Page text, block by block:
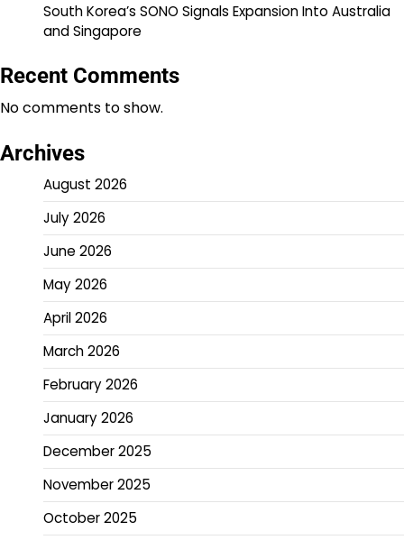
South Korea’s SONO Signals Expansion Into Australia
and Singapore
Recent Comments
No comments to show.
Archives
August 2026
July 2026
June 2026
May 2026
April 2026
March 2026
February 2026
January 2026
December 2025
November 2025
October 2025